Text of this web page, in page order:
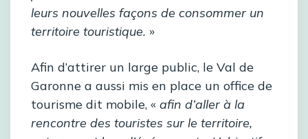
leurs nouvelles façons de consommer un
territoire touristique. »
Afin d’attirer un large public, le Val de
Garonne a aussi mis en place un office de
tourisme dit mobile, « afin d’aller à la
rencontre des touristes sur le territoire,